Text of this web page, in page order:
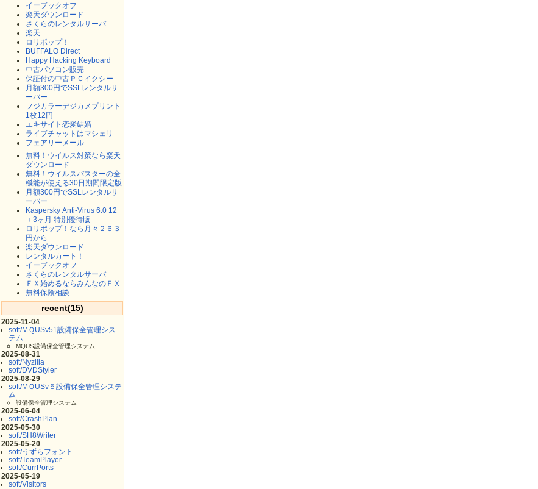
イーブックオフ
楽天ダウンロード
さくらのレンタルサーバ
楽天
ロリポップ！
BUFFALO Direct
Happy Hacking Keyboard
中古パソコン販売
保証付の中古ＰＣイクシー
月額300円でSSLレンタルサ
ーバー
フジカラーデジカメプリント
1枚12円
エキサイト恋愛結婚
ライブチャットはマシェリ
フェアリーメール
無料！ウイルス対策なら楽天
ダウンロード
無料！ウイルスバスターの全
機能が使える30日期間限定版
月額300円でSSLレンタルサ
ーバー
Kaspersky Anti-Virus 6.0 12
＋3ヶ月 特別優待版
ロリポップ！なら月々２６３
円から
楽天ダウンロード
レンタルカート！
イーブックオフ
さくらのレンタルサーバ
ＦＸ始めるならみんなのＦＸ
無料保険相談
recent(15)
2025-11-04
soft/MＱUSv51設備保全管理シス
テム
MQUS設備保全管理システム
2025-08-31
soft/Nyzilla
soft/DVDStyler
2025-08-29
soft/MＱUSv５設備保全管理システ
ム
設備保全管理システム
2025-06-04
soft/CrashPlan
2025-05-30
soft/SH8Writer
2025-05-20
soft/うずらフォント
soft/TeamPlayer
soft/CurrPorts
2025-05-19
soft/Visitors